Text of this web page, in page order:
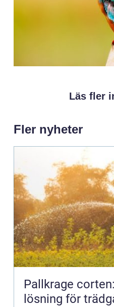
Läs fler
Fler nyheter
Pallkrage
lösning för